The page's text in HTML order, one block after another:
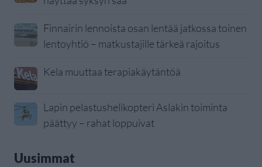
Finnairin lennoista osan lentää jatkossa toinen
lentoyhtiö – matkustajille tärkeä rajoitus
Kela muuttaa terapiakäytäntöä
Lapin pelastushelikopteri Aslakin toiminta
päättyy – rahat loppuivat
Uusimmat